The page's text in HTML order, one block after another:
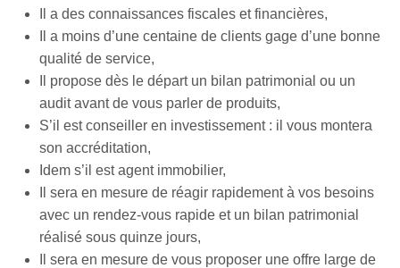
Il a des connaissances fiscales et financières,
Il a moins d’une centaine de clients gage d’une bonne
qualité de service,
Il propose dès le départ un bilan patrimonial ou un
audit avant de vous parler de produits,
S’il est conseiller en investissement : il vous montera
son accréditation,
Idem s’il est agent immobilier,
Il sera en mesure de réagir rapidement à vos besoins
avec un rendez-vous rapide et un bilan patrimonial
réalisé sous quinze jours,
Il sera en mesure de vous proposer une offre large de